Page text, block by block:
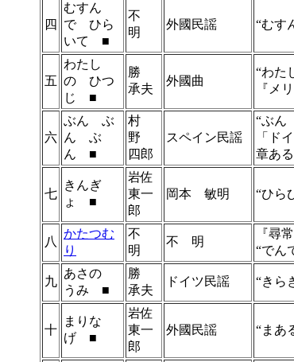
四
むすん
で ひら
いて ■
不
明
外國民謡 “むす
五
わたし
の ひつ
じ ■
勝
承夫
外國曲
“わた
『メ
六
ぶん ぶ
ん ぶ
ん ■
村
野
四郎
スペイン民謡
“ぶ
「ド
章ある
七
きんぎ
ょ ■
岩佐
東一
郎
岡本 敏明 “ひ
八
かたつむ
り
不
明
不 明
『尋
“でん
九
あさの
うみ ■
勝
承夫
ドイツ民謡 “き
十
まりな
げ ■
岩佐
東一
郎
外國民謡 “まあ